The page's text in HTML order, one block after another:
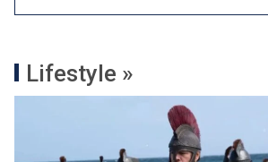
Lifestyle »